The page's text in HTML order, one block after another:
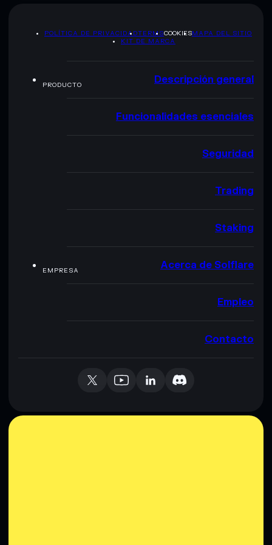
POLÍTICA DE PRIVACIDADTERMSCOOKIESMAPA DEL SITIO
KIT DE MARCA
PRODUCTO Descripción general
Funcionalidades esenciales
Seguridad
Trading
Staking
EMPRESA Acerca de Solflare
Empleo
Contacto